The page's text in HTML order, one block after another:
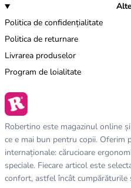
Politica de confidențialitate
Politica de returnare
Livrarea produselor
Program de loialitate
Robertino este magazinul online
ce e mai bun pentru copii. Oferim
internaționale: cărucioare
speciale. Fiecare articol este
confort, astfel încât cumpărăturile